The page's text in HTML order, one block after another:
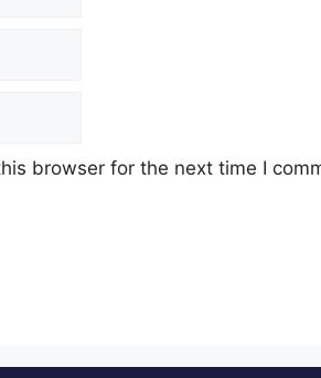
browser for the next time I